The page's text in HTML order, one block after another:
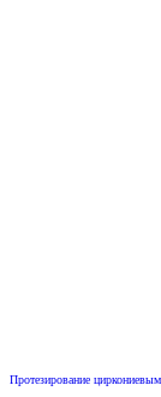
Протезирование